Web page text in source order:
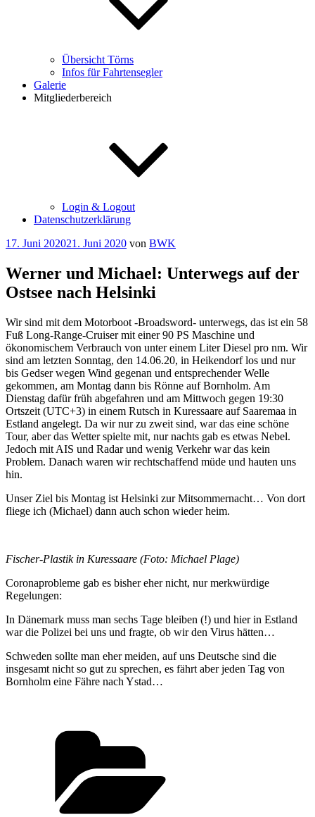
Übersicht Törns
Infos für Fahrtensegler
Galerie
Mitgliederbereich
Login & Logout
Datenschutzerklärung
Veröffentlicht
17. Juni 202021. Juni 2020 von BWK
Werner und Michael: Unterwegs auf der
Ostsee nach Helsinki
Wir sind mit dem Motorboot -Broadsword- unterwegs, das ist ein 58
Fuß Long-Range-Cruiser mit einer 90 PS Maschine und
ökonomischem Verbrauch von unter einem Liter Diesel pro nm. Wir
sind am letzten Sonntag, den 14.06.20, in Heikendorf los und nur
bis Gedser wegen Wind gegenan und entsprechender Welle
gekommen, am Montag dann bis Rönne auf Bornholm. Am
Dienstag dafür früh abgefahren und am Mittwoch gegen 19:30
Ortszeit (UTC+3) in einem Rutsch in Kuressaare auf Saaremaa in
Estland angelegt. Da wir nur zu zweit sind, war das eine schöne
Tour, aber das Wetter spielte mit, nur nachts gab es etwas Nebel.
Jedoch mit AIS und Radar und wenig Verkehr war das kein
Problem. Danach waren wir rechtschaffend müde und hauten uns
hin.
Unser Ziel bis Montag ist Helsinki zur Mitsommernacht… Von dort
fliege ich (Michael) dann auch schon wieder heim.
Fischer-Plastik in Kuressaare (Foto: Michael Plage)
Coronaprobleme gab es bisher eher nicht, nur merkwürdige
Regelungen:
In Dänemark muss man sechs Tage bleiben (!) und hier in Estland
war die Polizei bei uns und fragte, ob wir den Virus hätten…
Schweden sollte man eher meiden, auf uns Deutsche sind die
insgesamt nicht so gut zu sprechen, es fährt aber jeden Tag von
Bornholm eine Fähre nach Ystad…